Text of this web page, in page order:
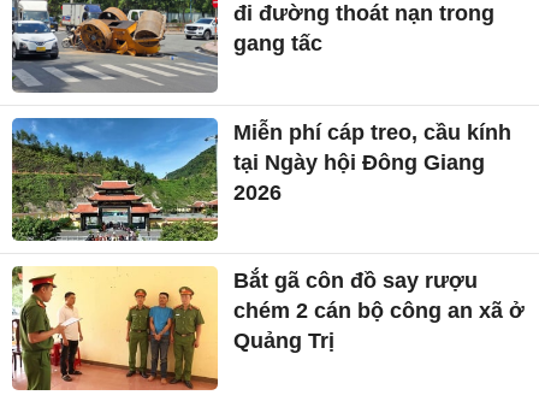
đi đường thoát nạn trong
gang tấc
Miễn phí cáp treo, cầu kính
tại Ngày hội Đông Giang
2026
Bắt gã côn đồ say rượu
chém 2 cán bộ công an xã ở
Quảng Trị